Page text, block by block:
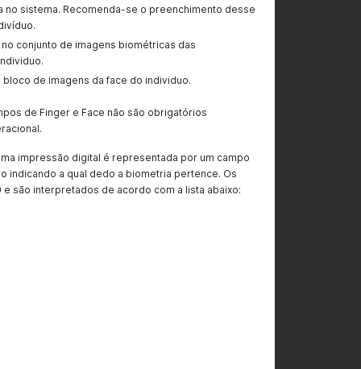
no sistema. Recomenda-se o preenchimento desse
no conjunto de imagens biométricas das
bloco de imagens da face do individuo.
de Finger e Face não são obrigatórios
impressão digital é representada por um campo
indicando a qual dedo a biometria pertence. Os
e são interpretados de acordo com a lista abaixo: